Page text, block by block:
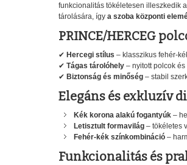
funkcionalitás tökéletesen illeszkedik a
tárolására, így a szoba központi
PRINCE/HERCEG
✔ Hercegi stílus – klasszikus fehér-
✔ Tágas tárolóhely– nyitott polcok és
✔ Biztonság és minőség– stabil
Elegáns és exkluzív
Kék korona alakú fogantyúk–
Letisztult formavilág– tökéletes
Fehér-kék színkombináció–
Funkcionalitás és